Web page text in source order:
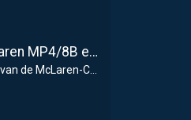
Waarom de McLaren MP4/8B een keerpunt had kunnen zijn voor de F1